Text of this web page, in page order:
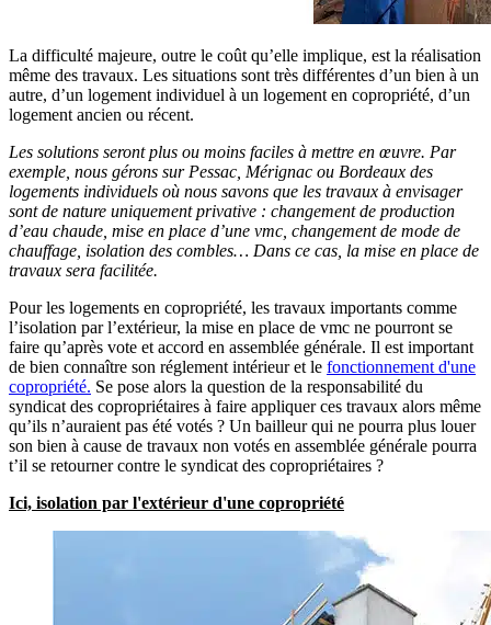
La difficulté majeure, outre le coût qu’elle implique, est la réalisation
même des travaux. Les situations sont très différentes d’un bien à un
autre, d’un logement individuel à un logement en copropriété, d’un
logement ancien ou récent.
Les solutions seront plus ou moins faciles à mettre en œuvre. Par
exemple, nous gérons sur Pessac, Mérignac ou Bordeaux des
logements individuels où nous savons que les travaux à envisager
sont de nature uniquement privative : changement de production
d’eau chaude, mise en place d’une vmc, changement de mode de
chauffage, isolation des combles… Dans ce cas, la mise en place de
travaux sera facilitée.
Pour les logements en copropriété, les travaux importants comme
l’isolation par l’extérieur, la mise en place de vmc ne pourront se
faire qu’après vote et accord en assemblée générale. Il est important
de bien connaître son réglement intérieur et le fonctionnement d'une
copropriété. Se pose alors la question de la responsabilité du
syndicat des copropriétaires à faire appliquer ces travaux alors même
qu’ils n’auraient pas été votés ? Un bailleur qui ne pourra plus louer
son bien à cause de travaux non votés en assemblée générale pourra
t’il se retourner contre le syndicat des copropriétaires ?
Ici, isolation par l'extérieur d'une copropriété